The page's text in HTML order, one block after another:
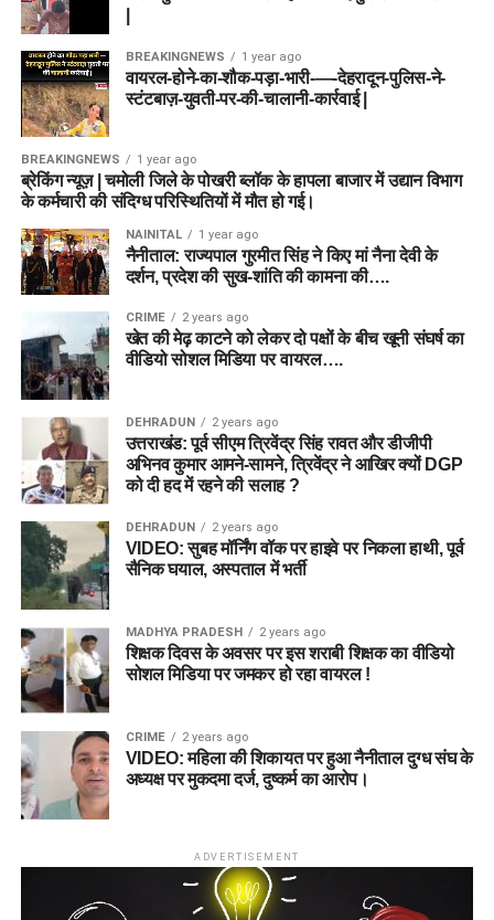
BREAKINGNEWS 1 year ago
वायरल-होने-का-शौक-पड़ा-भारी-—-देहरादून-पुलिस-ने-
स्टंटबाज़-युवती-पर-की-चालानी-कार्रवाई |
BREAKINGNEWS 1 year ago
ब्रेकिंग न्यूज़ | चमोली जिले के पोखरी ब्लॉक के हापला बाजार में उद्यान विभाग
के कर्मचारी की संदिग्ध परिस्थितियों में मौत हो गई।
NAINITAL 1 year ago
नैनीताल: राज्यपाल गुरमीत सिंह ने किए मां नैना देवी के
दर्शन, प्रदेश की सुख-शांति की कामना की….
CRIME 2 years ago
खेत की मेढ़ काटने को लेकर दो पक्षों के बीच खूनी संघर्ष का
वीडियो सोशल मिडिया पर वायरल….
DEHRADUN 2 years ago
उत्तराखंड: पूर्व सीएम त्रिवेंद्र सिंह रावत और डीजीपी
अभिनव कुमार आमने-सामने, त्रिवेंद्र ने आखिर क्यों DGP
को दी हद में रहने की सलाह ?
DEHRADUN 2 years ago
VIDEO: सुबह मॉर्निंग वॉक पर हाइवे पर निकला हाथी, पूर्व
सैनिक घयाल, अस्पताल में भर्ती
MADHYA PRADESH 2 years ago
शिक्षक दिवस के अवसर पर इस शराबी शिक्षक का वीडियो
सोशल मिडिया पर जमकर हो रहा वायरल !
CRIME 2 years ago
VIDEO: महिला की शिकायत पर हुआ नैनीताल दुग्ध संघ के
अध्यक्ष पर मुकदमा दर्ज, दुष्कर्म का आरोप।
ADVERTISEMENT